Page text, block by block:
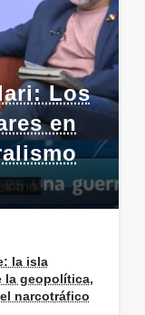
Los
en
la isla
la geopolítica,
narcotráfico